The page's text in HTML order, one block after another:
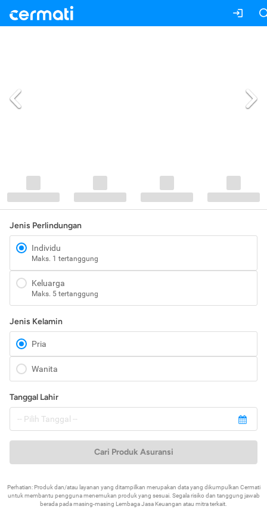
Jenis Perlindungan
Individu
Maks. 1 tertanggung
Keluarga
Maks. 5 tertanggung
Jenis Kelamin
Pria
Wanita
Tanggal Lahir
Cari Produk Asuransi
Perhatian: Produk dan/atau layanan yang ditampilkan merupakan data yang dikumpulkan Cermati
untuk membantu pengguna menemukan produk yang sesuai. Segala risiko dan tanggung jawab
berada pada masing-masing Lembaga Jasa Keuangan atau mitra terkait.